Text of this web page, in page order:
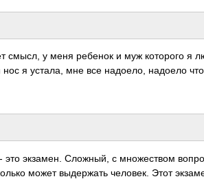
смысл, у меня ребенок и муж кото­рого
нос я устала, мне все надо­ело, надоело
экзамен. Сложный, с множеством
может выдержать человек. Этот